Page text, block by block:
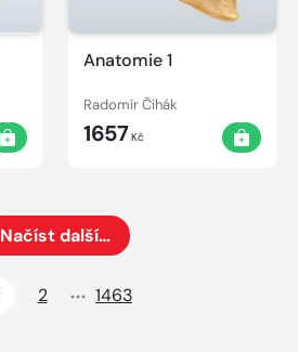
Anatomie 1
Radomír Čihák
1657Kč
Načíst další…
2 1463